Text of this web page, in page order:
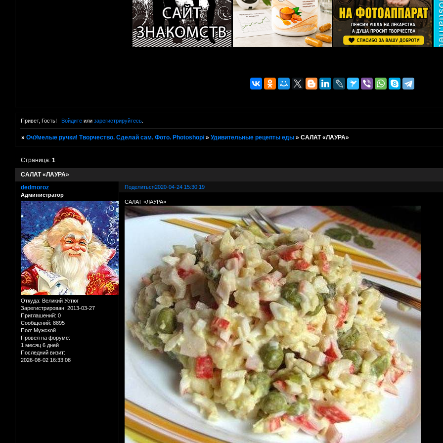
Привет, Гость! Войдитеили зарегистрируйтесь.
»ОчУмелые ручки! Творчество. Сделай сам. Фото. Photoshop/ »Удивительные рецепты еды »САЛАТ «ЛАУРА»
САЛАТ «ЛАУРА»
Страница:1
Поделиться2020-04-24 15:30:19
dedmoroz
Администратор
Откуда: Великий Устюг
Зарегистрирован: 2013-03-27
Приглашений: 0
Сообщений: 8895
Пол: Мужской
Провел на форуме:
1 месяц 6 дней
Последний визит:
2026-08-02 16:33:08
САЛАТ «ЛАУРА»